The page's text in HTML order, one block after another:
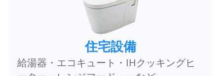
住宅設備
給湯器・エコキュート・IHクッキングヒ